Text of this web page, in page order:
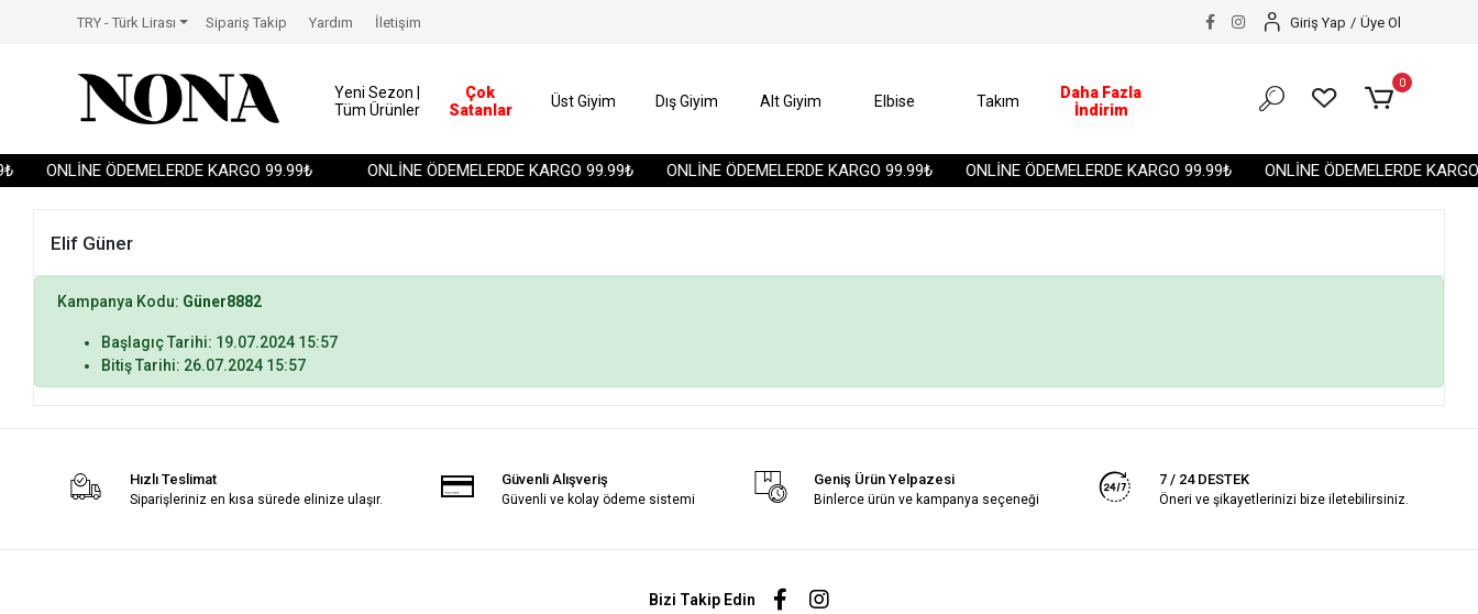
ONLİNE ÖDEMELERDE KARGO 99.99₺ ONLİNE ÖDEMELERDE KARGO 99.99₺ ONLİNE ÖDEMELERDE KARGO 99.99₺ ONLİNE ÖDEMELERDE KARGO 99.99₺ ONLİNE ÖDEMELERDE
TRY - Türk Lirası Sipariş Takip Yardım İletişim Giriş Yap / Üye Ol
Yeni Sezon |
Tüm Ürünler
Çok
Satanlar
Üst Giyim Dış Giyim Alt Giyim Elbise Takım
Daha Fazla
İndirim
0
Elif Güner
Kampanya Kodu: Güner8882
Başlagıç Tarihi: 19.07.2024 15:57
Bitiş Tarihi: 26.07.2024 15:57
Hızlı Teslimat
Siparişleriniz en kısa sürede elinize ulaşır.
Güvenli Alışveriş
Güvenli ve kolay ödeme sistemi
Geniş Ürün Yelpazesi
Binlerce ürün ve kampanya seçeneği
7 / 24 DESTEK
Öneri ve şikayetlerinizi bize iletebilirsiniz.
Bizi Takip Edin